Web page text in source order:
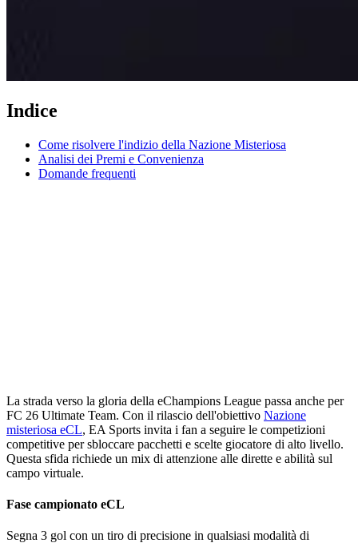
Indice
Come risolvere l'indizio della Nazione Misteriosa
Analisi dei Premi e Convenienza
Domande frequenti
La strada verso la gloria della eChampions League passa anche per
FC 26 Ultimate Team. Con il rilascio dell'obiettivo Nazione
misteriosa eCL, EA Sports invita i fan a seguire le competizioni
competitive per sbloccare pacchetti e scelte giocatore di alto livello.
Questa sfida richiede un mix di attenzione alle dirette e abilità sul
campo virtuale.
Fase campionato eCL
Segna 3 gol con un tiro di precisione in qualsiasi modalità di